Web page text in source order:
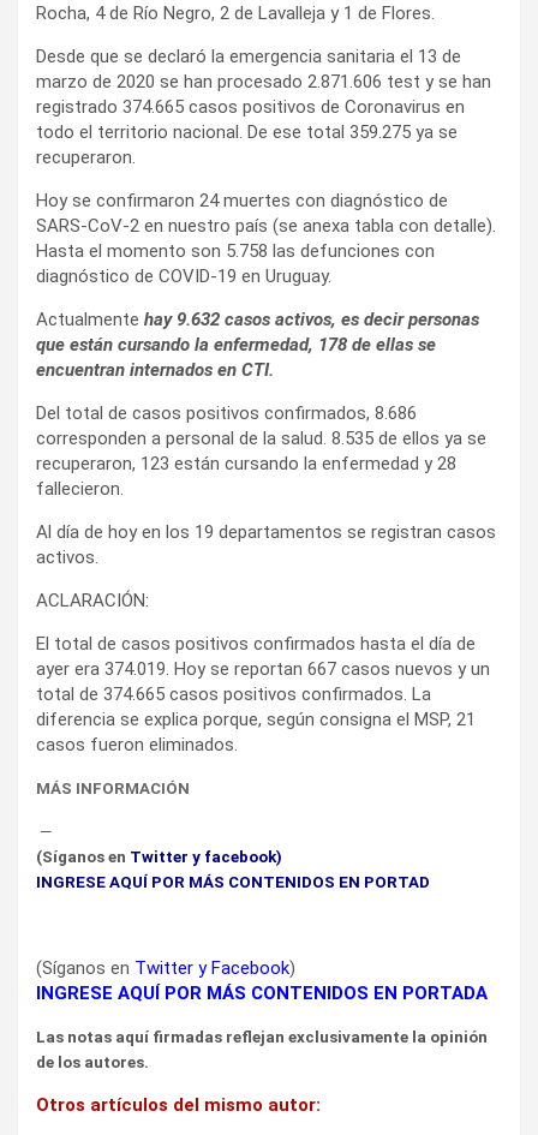
Rocha, 4 de Río Negro, 2 de Lavalleja y 1 de Flores.
Desde que se declaró la emergencia sanitaria el 13 de
marzo de 2020 se han procesado 2.871.606 test y se han
registrado 374.665 casos positivos de Coronavirus en
todo el territorio nacional. De ese total 359.275 ya se
recuperaron.
Hoy se confirmaron 24 muertes con diagnóstico de
SARS-CoV-2 en nuestro país (se anexa tabla con detalle).
Hasta el momento son 5.758 las defunciones con
diagnóstico de COVID-19 en Uruguay.
Actualmente hay 9.632 casos activos, es decir personas
que están cursando la enfermedad, 178 de ellas se
encuentran internados en CTI.
Del total de casos positivos confirmados, 8.686
corresponden a personal de la salud. 8.535 de ellos ya se
recuperaron, 123 están cursando la enfermedad y 28
fallecieron.
Al día de hoy en los 19 departamentos se registran casos
activos.
ACLARACIÓN:
El total de casos positivos confirmados hasta el día de
ayer era 374.019. Hoy se reportan 667 casos nuevos y un
total de 374.665 casos positivos confirmados. La
diferencia se explica porque, según consigna el MSP, 21
casos fueron eliminados.
MÁS INFORMACIÓN
—
(Síganos en Twitter y facebook)
INGRESE AQUÍ POR MÁS CONTENIDOS EN PORTAD
(Síganos en Twitter yFacebook)
INGRESE AQUÍ POR MÁS CONTENIDOS EN PORTADA
Las notas aquí firmadas reflejan exclusivamente la opinión
de los autores.
Otros artículos del mismo autor: